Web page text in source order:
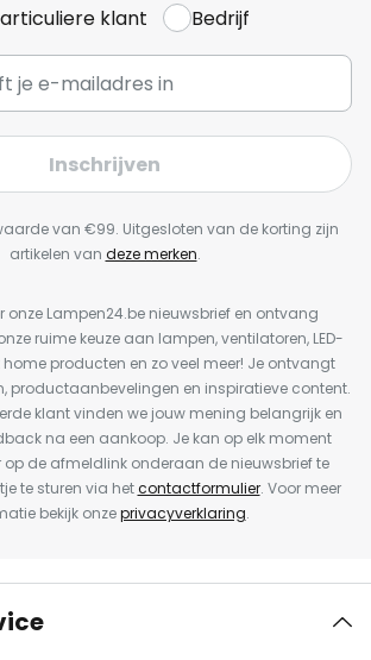
klant Bedrijf
Inschrijven
van €99. Uitgesloten van de korting zijn
artikelen van deze merken.
onze Lampen24.be nieuwsbrief en ontvang
ruime keuze aan lampen, ventilatoren, LED-
producten en zo veel meer! Je ontvangt
productaanbevelingen en inspiratieve content.
klant vinden we jouw mening belangrijk en
na een aankoop. Je kan op elk moment
de afmeldlink onderaan de nieuwsbrief te
te sturen via hetcontactformulier. Voor meer
bekijk onzeprivacyverklaring.